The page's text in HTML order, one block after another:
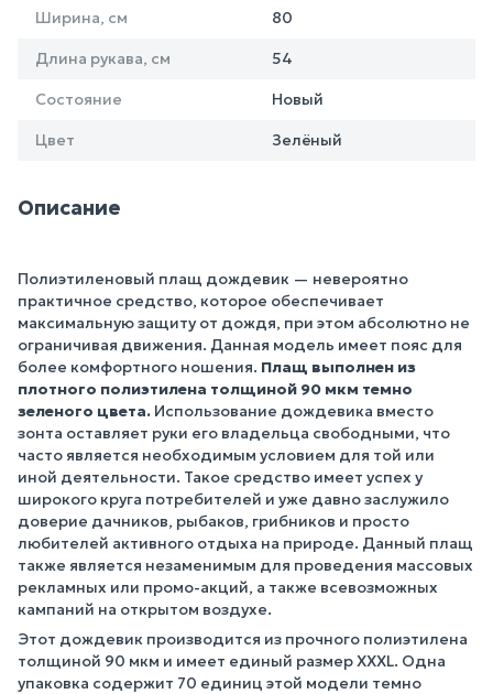
Ширина, см 80
Длина рукава, см 54
Состояние Новый
Цвет Зелёный
Описание
Полиэтиленовый плащ дождевик — невероятно
практичное средство, которое обеспечивает
максимальную защиту от дождя, при этом абсолютно не
ограничивая движения. Данная модель имеет пояс для
более комфортного ношения. Плащ выполнен из
плотного полиэтилена толщиной 90 мкм темно
зеленого цвета. Использование дождевика вместо
зонта оставляет руки его владельца свободными, что
часто является необходимым условием для той или
иной деятельности. Такое средство имеет успех у
широкого круга потребителей и уже давно заслужило
доверие дачников, рыбаков, грибников и просто
любителей активного отдыха на природе. Данный плащ
также является незаменимым для проведения массовых
рекламных или промо-акций, а также всевозможных
кампаний на открытом воздухе.
Этот дождевик производится из прочного полиэтилена
толщиной 90 мкм и имеет единый размер XXXL. Одна
упаковка содержит 70 единиц этой модели темно